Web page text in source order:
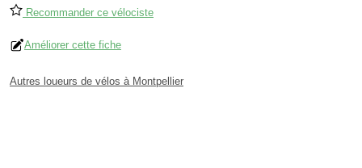
Recommander ce vélociste
Améliorer cette fiche
Autres loueurs de vélos à Montpellier